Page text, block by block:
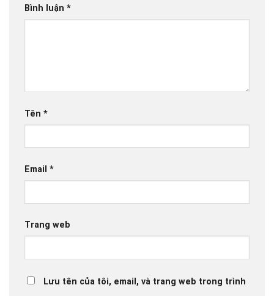
Bình luận *
Tên *
Email *
Trang web
Lưu tên của tôi, email, và trang web trong trình